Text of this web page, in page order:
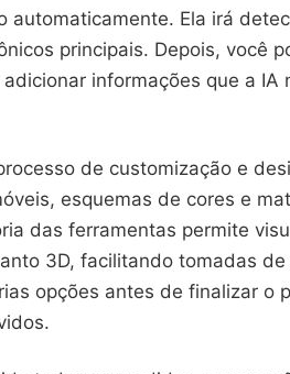
automaticamente. Ela irá
principais. Depois, você
informações que a IA
de customização e
esquemas de cores e
das ferramentas permite
3D, facilitando tomadas
opções antes de finalizar o